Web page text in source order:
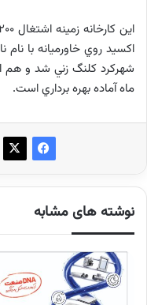
ماه آماده بهره برداري است.
نوشته های مشابه